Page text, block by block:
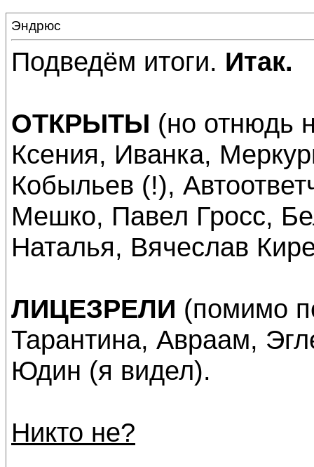
Эндрюс
Подведём итоги. Итак.
ОТКРЫТЫ (но отнюдь
Ксения, Иванка,
Кобыльев (!),
Мешко, Павел Гросс,
Наталья, Вячеслав
ЛИЦЕЗРЕЛИ (помимо
Тарантина, Авраам,
Юдин (я видел).
Никто не?